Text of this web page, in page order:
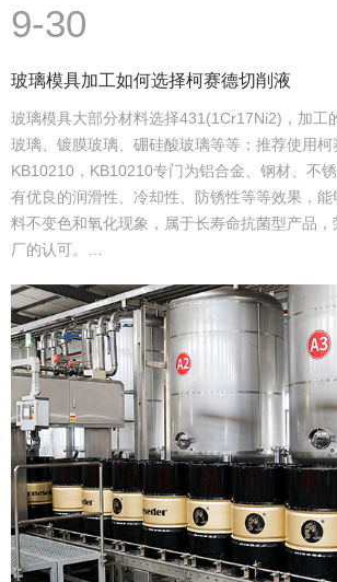
9-30
玻璃模具加工如何选择柯赛德切削液
玻璃模具大部分材料选择431(1Cr17Ni2)，加工
玻璃、镀膜玻璃、硼硅酸玻璃等等；推荐使用柯
KB10210，KB10210专门为铝合金、钢材、不
有优良的润滑性、冷却性、防锈性等等效果，
料不变色和氧化现象，属于长寿命抗菌型产品
厂的认可。…